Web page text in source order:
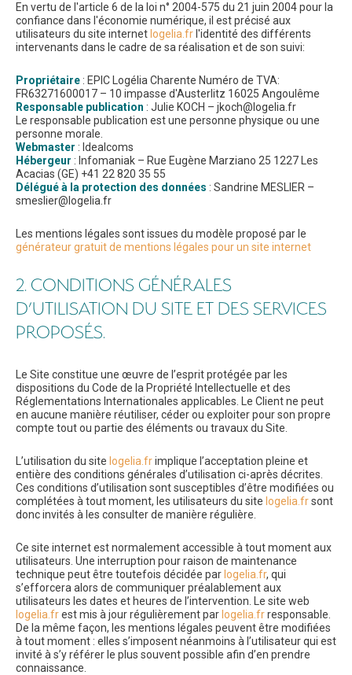
En vertu de l'article 6 de la loi n° 2004-575 du 21 juin 2004 pour la
confiance dans l'économie numérique, il est précisé aux
utilisateurs du site internet logelia.fr l'identité des différents
intervenants dans le cadre de sa réalisation et de son suivi:
Propriétaire : EPIC Logélia Charente Numéro de TVA:
FR63271600017 – 10 impasse d'Austerlitz 16025 Angoulême
Responsable publication : Julie KOCH – jkoch@logelia.fr
Le responsable publication est une personne physique ou une
personne morale.
Webmaster : Idealcoms
Hébergeur : Infomaniak – Rue Eugène Marziano 25 1227 Les
Acacias (GE) +41 22 820 35 55
Délégué à la protection des données : Sandrine MESLIER –
smeslier@logelia.fr
Les mentions légales sont issues du modèle proposé par le
générateur gratuit de mentions légales pour un site internet
2. CONDITIONS GÉNÉRALES
D’UTILISATION DU SITE ET DES SERVICES
PROPOSÉS.
Le Site constitue une œuvre de l’esprit protégée par les
dispositions du Code de la Propriété Intellectuelle et des
Réglementations Internationales applicables. Le Client ne peut
en aucune manière réutiliser, céder ou exploiter pour son propre
compte tout ou partie des éléments ou travaux du Site.
L’utilisation du site logelia.frimplique l’acceptation pleine et
entière des conditions générales d’utilisation ci-après décrites.
Ces conditions d’utilisation sont susceptibles d’être modifiées ou
complétées à tout moment, les utilisateurs du site logelia.frsont
donc invités à les consulter de manière régulière.
Ce site internet est normalement accessible à tout moment aux
utilisateurs. Une interruption pour raison de maintenance
technique peut être toutefois décidée par logelia.fr, qui
s’efforcera alors de communiquer préalablement aux
utilisateurs les dates et heures de l’intervention. Le site web
logelia.frest mis à jour régulièrement par logelia.frresponsable.
De la même façon, les mentions légales peuvent être modifiées
à tout moment : elles s’imposent néanmoins à l’utilisateur qui est
invité à s’y référer le plus souvent possible afin d’en prendre
connaissance.